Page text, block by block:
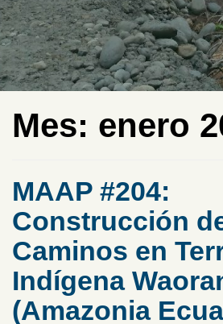
Mes: enero
MAAP #204:
Construcción
Caminos en
Indígena
(Amazonia